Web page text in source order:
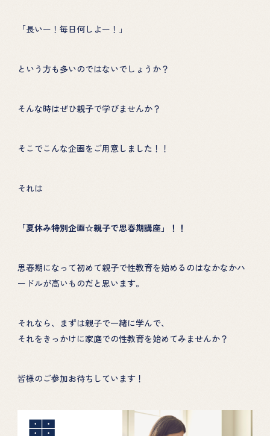
「長いー！毎日何しよー！」
という方も多いのではないでしょうか？
そんな時はぜひ親子で学びませんか？
そこでこんな企画をご用意しました！！
それは
「夏休み特別企画☆親子で思春期講座」！！
思春期になって初めて親子で性教育を始めるのはなかなかハ
ードルが高いものだと思います。
それなら、まずは親子で一緒に学んで、
それをきっかけに家庭での性教育を始めてみませんか？
皆様のご参加お待ちしています！